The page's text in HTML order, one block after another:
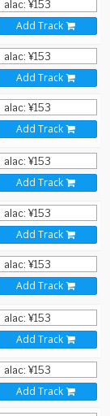
Add Track
Add Track
Add Track
Add Track
Add Track
Add Track
Add Track
Add Track